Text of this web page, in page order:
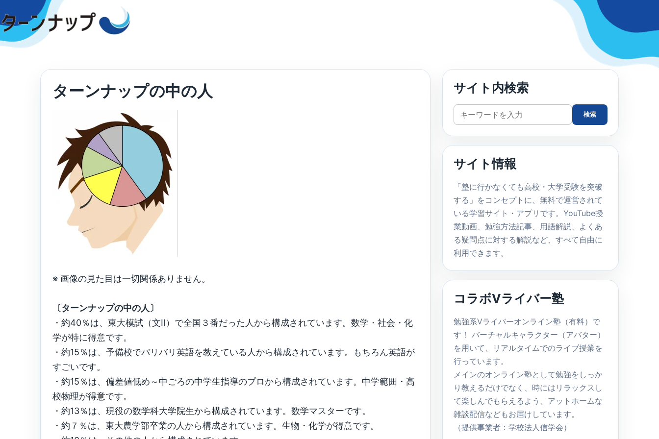
to
content
ターンナップの中の人
※ 画像の見た目は一切関係ありません。
〔ターンナップの中の人〕
・約40％は、東大模試（文Ⅱ）で全国３番だった人から構成されています。数学・社会・化
学が特に得意です。
・約15％は、予備校でバリバリ英語を教えている人から構成されています。もちろん英語が
すごいです。
・約15％は、偏差値低め～中ごろの中学生指導のプロから構成されています。中学範囲・高
校物理が得意です。
・約13％は、現役の数学科大学院生から構成されています。数学マスターです。
・約７％は、東大農学部卒業の人から構成されています。生物・化学が得意です。
サイト内検索
サ
イ
ト
検
検索
サイト情報
「塾に行かなくても高校・大学受験を突破
する」をコンセプトに、無料で運営されて
いる学習サイト・アプリです。YouTube授
業動画、勉強方法記事、用語解説、よくあ
る疑問点に対する解説など、すべて自由に
利用できます。
コラボVライバー塾
勉強系Vライバーオンライン塾（有料）で
す！ バーチャルキャラクター（アバター）
を用いて、リアルタイムでのライブ授業を
行っています。
メインのオンライン塾として勉強をしっか
り教えるだけでなく、時にはリラックスし
て楽しんでもらえるよう、アットホームな
雑談配信などもお届けしています。
（提供事業者：学校法人信学会）